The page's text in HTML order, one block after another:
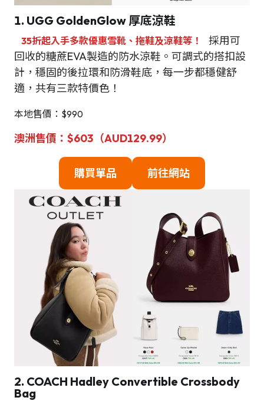
1. UGG GoldenGlow 厚底涼鞋
35折起入手多款優惠雪靴、拖鞋及涼鞋等！
採用可
回收的糖蔗EVA製造的防水涼鞋。可調式的搭扣設
計，穩固的後拉環和防滑鞋底，每一步都穩健舒
適，共有三款特價色！
本地售價：$990
澳洲售價：$603（AUD129.99）
購買單品 前往網站
2. COACH Hadley Convertible Crossbody
Bag